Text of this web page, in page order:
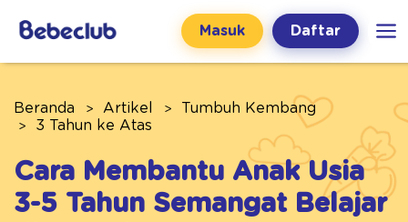
Masuk Daftar
Beranda Artikel
Tumbuh Kembang
3 Tahun ke Atas
Cara Membantu Anak Usia
3-5 Tahun Semangat Belajar